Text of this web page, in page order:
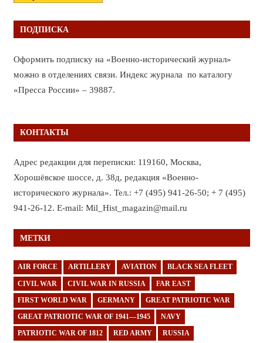
ПОДПИСКА
Оформить подписку на «Военно-исторический журнал»
можно в отделениях связи. Индекс журнала по каталогу
«Пресса России» – 39887.
КОНТАКТЫ
Адрес редакции для переписки: 119160, Москва,
Хорошёвское шоссе, д. 38д, редакция «Военно-
исторического журнала». Тел.: +7 (495) 941-26-50; + 7 (495)
941-26-12. E-mail: Mil_Hist_magazin@mail.ru
МЕТКИ
AIR FORCE ARTILLERY AVIATION BLACK SEA FLEET
CIVIL WAR CIVIL WAR IN RUSSIA FAR EAST
FIRST WORLD WAR GERMANY GREAT PATRIOTIC WAR
GREAT PATRIOTIC WAR OF 1941—1945 NAVY
PATRIOTIC WAR OF 1812 RED ARMY RUSSIA